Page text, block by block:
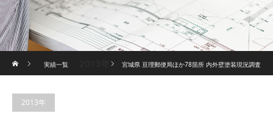
実績一覧
宮城県 亘理郵便局ほか78箇所 内外壁塗装現況調査
2013年